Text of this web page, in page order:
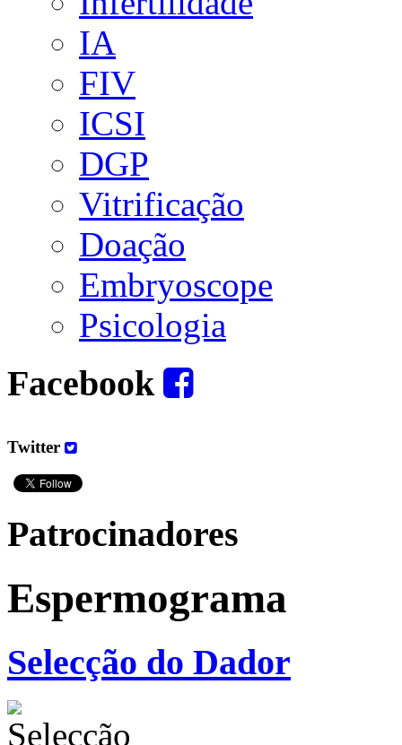
IA
FIV
ICSI
DGP
Vitrificação
Doação
Embryoscope
Psicologia
Facebook
Twitter
Patrocinadores
Espermograma
Selecção do Dador